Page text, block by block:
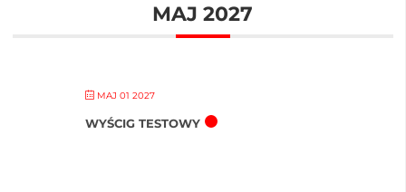
MAJ 2027
MAJ 01 2027
WYŚCIG TESTOWY